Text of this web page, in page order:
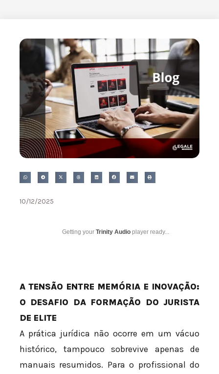
10/12/2025
Getting your Trinity Audio player ready...
A TENSÃO ENTRE MEMÓRIA E INOVAÇÃO:
O DESAFIO DA FORMAÇÃO DO JURISTA
DE ELITE
A prática jurídica não ocorre em um vácuo
histórico, tampouco sobrevive apenas de
manuais resumidos. Para o profissional do